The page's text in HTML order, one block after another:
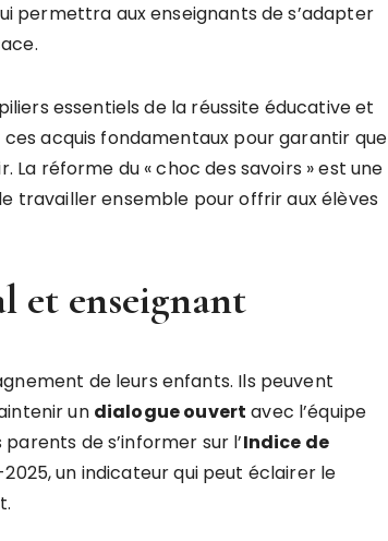
permettra aux enseignants de s’adapter
essentiels de la réussite éducative et
acquis fondamentaux pour garantir que
La réforme du « choc des savoirs » est une
travailler ensemble pour offrir aux élèves
et enseignant
de leurs enfants. Ils peuvent
un dialogue ouvert avec l’équipe
de s’informer sur l’Indice de
un indicateur qui peut éclairer le